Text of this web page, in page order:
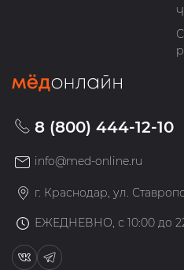
8 (800) 444-12-10
info@med-online.ru
г. Краснодар, ул.
ЕЖЕДНЕВНО, с 10:00 до